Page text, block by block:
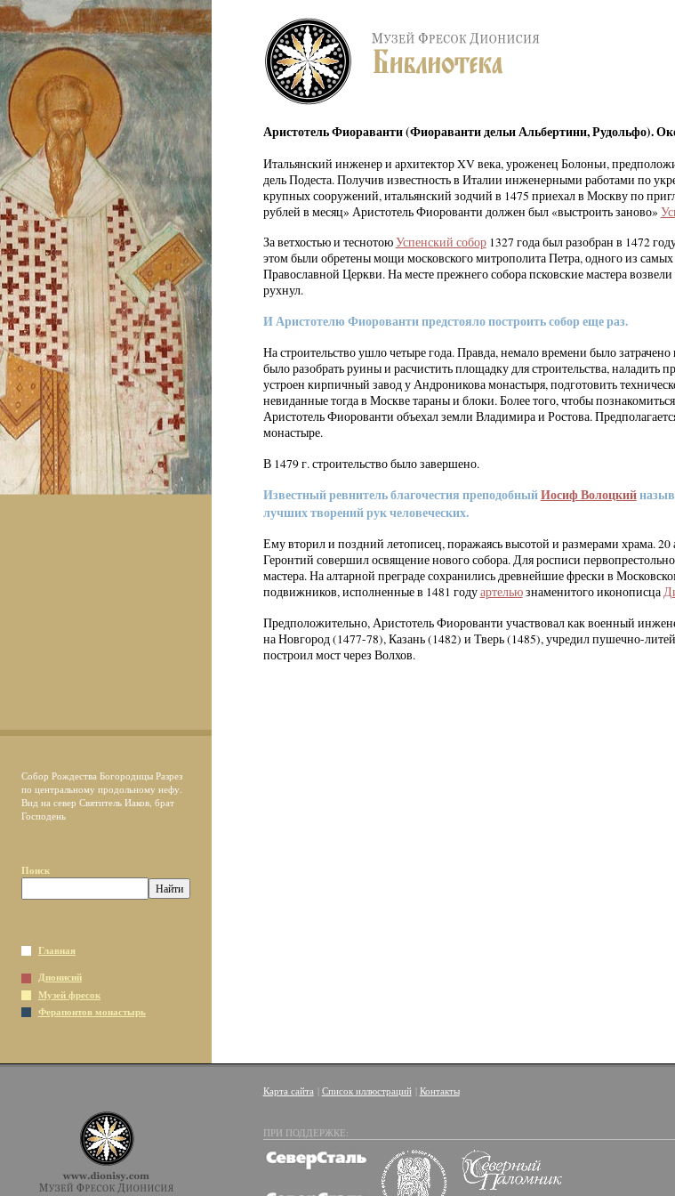
Собор Рождества Богородицы Разрез
по центральному продольному нефу.
Вид на север Святитель Иаков, брат
Господень
Поиск
Главная
Дионисий
Музей фресок
Ферапонтов монастырь
Аристотель Фиораванти (Фиораванти дельи Альбертини, Рудольфо).
Итальянский инженер и архитектор XV века, уроженец Болоньи,
дель Подеста. Получив известность в Италии инженерными работами по
крупных сооружений, итальянский зодчий в 1475 приехал в Москву по
рублей в месяц» Аристотель Фиорованти должен был «выстроить заново»
За ветхостью и теснотоюУспенский собор1327 года был разобран в 1472
этом были обретены мощи московского митрополита Петра, одного из
Православной Церкви. На месте прежнего собора псковские мастера
рухнул.
И Аристотелю Фиорованти предстояло построить собор еще раз.
На строительство ушло четыре года. Правда, немало времени было
было разобрать руины и расчистить площадку для строительства, наладить
устроен кирпичный завод у Андроникова монастыря, подготовить
невиданные тогда в Москве тараны и блоки. Более того, чтобы
Аристотель Фиорованти объехал земли Владимира и Ростова.
монастыре.
В 1479 г. строительство было завершено.
Известный ревнитель благочестия преподобныйИосиф Волоцкий
лучших творений рук человеческих.
Ему вторил и поздний летописец, поражаясь высотой и размерами храма. 20
Геронтий совершил освящение нового собора. Для росписи
мастера. На алтарной преграде сохранились древнейшие фрески в
подвижников, исполненные в 1481 годуартельюзнаменитого иконописца
Предположительно, Аристотель Фиорованти участвовал как военный
на Новгород (1477-78), Казань (1482) и Тверь (1485), учредил пушечно-
построил мост через Волхов.
Карта сайта| Список иллюстраций| Контакты
ПРИ ПОДДЕРЖКЕ: